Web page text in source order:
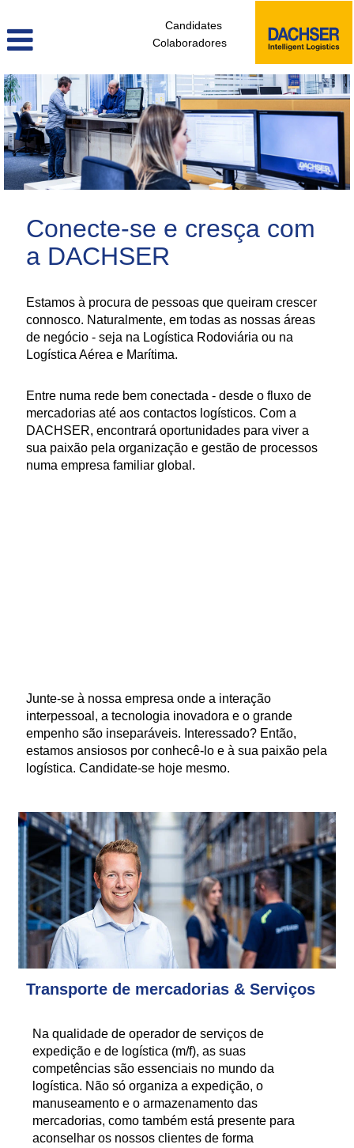
Candidates
Colaboradores
administrativos_e_tecnicos_de_logistica_pt
Conecte-se e cresça com
a DACHSER
Estamos à procura de pessoas que queiram crescer
connosco. Naturalmente, em todas as nossas áreas
de negócio - seja na Logística Rodoviária ou na
Logística Aérea e Marítima.
Entre numa rede bem conectada - desde o fluxo de
mercadorias até aos contactos logísticos. Com a
DACHSER, encontrará oportunidades para viver a
sua paixão pela organização e gestão de processos
numa empresa familiar global.
Junte-se à nossa empresa onde a interação
interpessoal, a tecnologia inovadora e o grande
empenho são inseparáveis. Interessado? Então,
estamos ansiosos por conhecê-lo e à sua paixão pela
logística. Candidate-se hoje mesmo.
Transporte de mercadorias & Serviços
Na qualidade de operador de serviços de
expedição e de logística (m/f), as suas
competências são essenciais no mundo da
logística. Não só organiza a expedição, o
manuseamento e o armazenamento das
mercadorias, como também está presente para
aconselhar os nossos clientes de forma